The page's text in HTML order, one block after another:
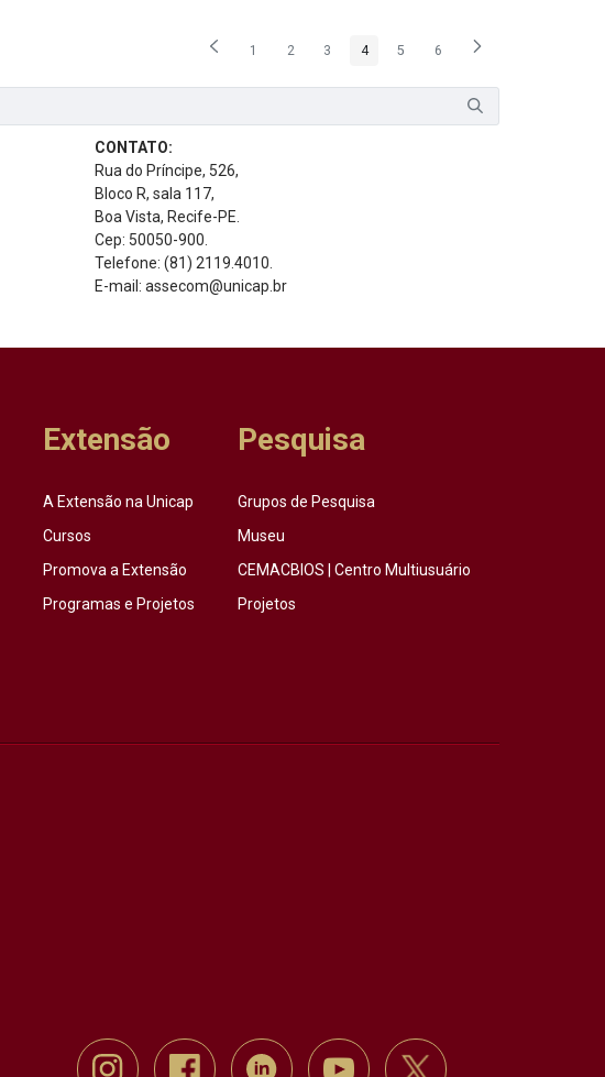
Página
1 Página
2 Página
3 Página
4 Página
5 Página
6
CONTATO:
Rua do Príncipe, 526,
Bloco R, sala 117,
Boa Vista, Recife-PE.
Cep: 50050-900.
Telefone: (81) 2119.4010.
E-mail: assecom@unicap.br
Extensão
A Extensão na Unicap
Cursos
Promova a Extensão
Programas e Projetos
Pesquisa
Grupos de Pesquisa
Museu
CEMACBIOS | Centro Multiusuário
Projetos